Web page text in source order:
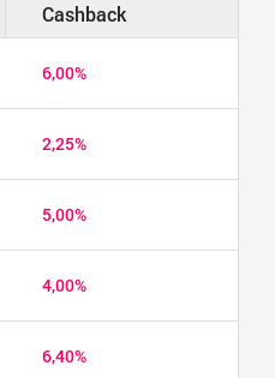
Cashback
6,00%
2,25%
5,00%
4,00%
6,40%